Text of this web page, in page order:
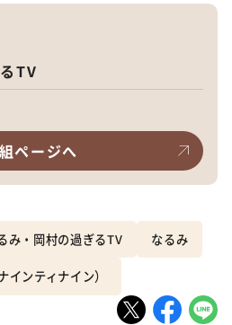
TV
ページへ
み・岡村の過ぎるTV なるみ
インティナイン）